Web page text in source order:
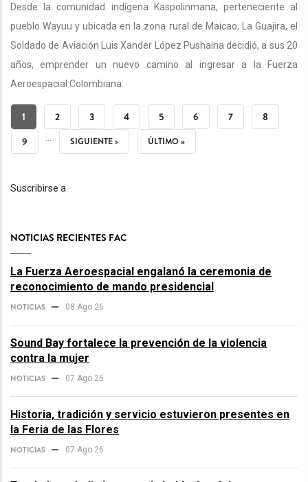
Desde la comunidad indígena Kaspolinmana, perteneciente al
pueblo Wayuu y ubicada en la zona rural de Maicao, La Guajira, el
Soldado de Aviación Luis Xander López Pushaina decidió, a sus 20
años, emprender un nuevo camino al ingresar a la Fuerza
Aeroespacial Colombiana.
PAGINACIÓN
PÁGINA
ACTUAL
1 PÁGINA
2 PÁGINA
3 PÁGINA
4 PÁGINA
5 PÁGINA
6 PÁGINA
7 PÁGINA
8
PÁGINA
9
SIGUIENTE
SIGUIENTE >
ÚLTIMA
ÚLTIMO »
Suscribirse a
NOTICIAS RECIENTES FAC
La Fuerza Aeroespacial engalanó la ceremonia de
reconocimiento de mando presidencial
NOTICIAS 08 Ago 26
Sound Bay fortalece la prevención de la violencia
contra la mujer
NOTICIAS 07 Ago 26
Historia, tradición y servicio estuvieron presentes en
la Feria de las Flores
NOTICIAS 07 Ago 26